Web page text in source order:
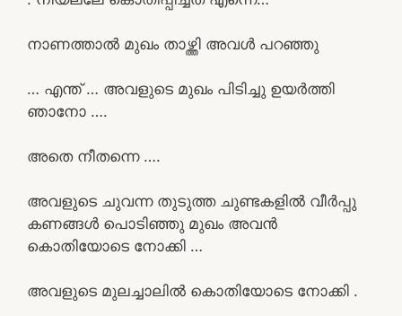
നാണത്താൽ മുഖം താഴ്ത്തി അവൾ പറഞ്ഞു
… എന്ത് … അവളുടെ മുഖം പിടിച്ചു ഉയർത്തി
ഞാനോ ….
അതെ നീതന്നെ ….
അവളുടെ ചുവന്ന തുടുത്ത ചുണ്ടകളിൽ വീർപ്പു
കണങ്ങൾ പൊടിഞ്ഞു മുഖം അവൻ
കൊതിയോടെ നോക്കി …
അവളുടെ മുലച്ചാലിൽ കൊതിയോടെ നോക്കി .